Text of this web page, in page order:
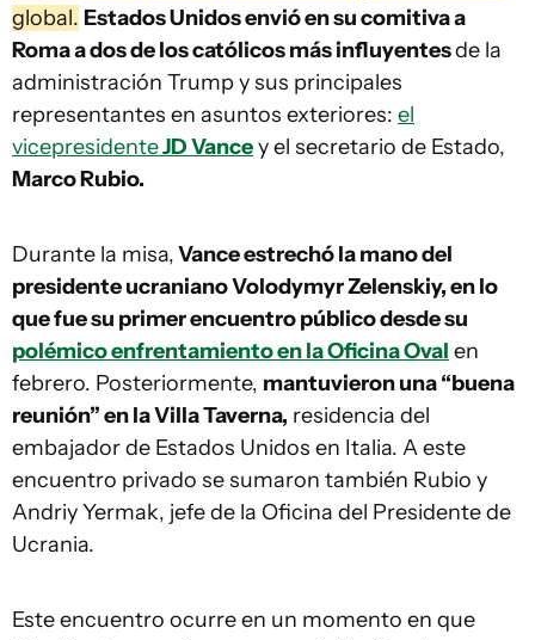
global. Estados Unidos envió en su comitiva a
Roma a dos de los católicos más influyentesde la
administración Trump y sus principales
representantes en asuntos exteriores: el
vicepresidenteJD Vancey el secretario de Estado,
Marco Rubio.
Durante la misa,Vance estrechó la mano del
presidente ucraniano Volodymyr Zelenskiy, en lo
que fue su primer encuentro público desde su
polémico enfrentamiento en la Oficina Oval en
febrero. Posteriormente, mantuvieron una “buena
reunión” en la Villa Taverna, residencia del
embajador de Estados Unidos en Italia. A este
encuentro privado se sumaron también Rubio y
Andriy Yermak, jefe de la Oficina del Presidente de
Ucrania.
Este encuentro ocurre en un momento en que